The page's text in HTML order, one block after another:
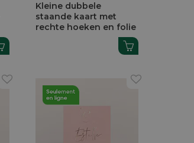
Kleine dubbele
staande kaart met
rechte hoeken en folie